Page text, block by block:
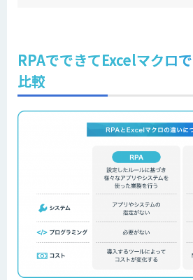
RPAでできてExcelマクロ
比較